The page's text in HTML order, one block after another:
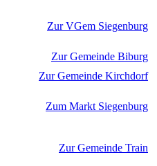
Zur VGem Siegenburg
Zur Gemeinde Biburg
Zur Gemeinde Kirchdorf
Zum Markt Siegenburg
Zur Gemeinde Train